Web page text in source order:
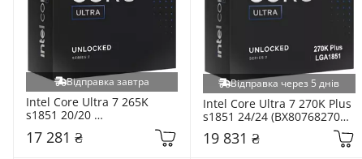
Відправка завтра
Intel Core Ultra 7 265K
s1851 20/20
17 281 ₴
Відправка через 5 днів
Intel Core Ultra 7 270K Plus
s1851 24/24 (BX80768270K)
19 831 ₴